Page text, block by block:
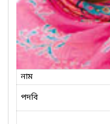
নাম
পদবি